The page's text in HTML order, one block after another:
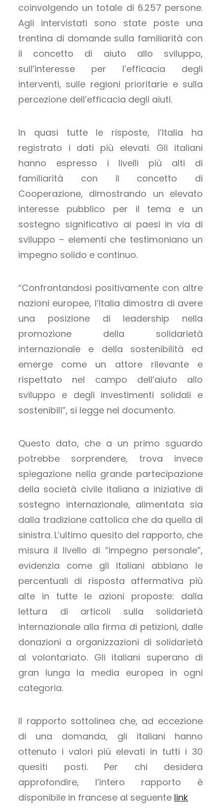
coinvolgendo un totale di 6.257 persone.
Agli intervistati sono state poste una
trentina di domande sulla familiarità con
il concetto di aiuto allo sviluppo,
sull’interesse per l’efficacia degli
interventi, sulle regioni prioritarie e sulla
percezione dell’efficacia degli aiuti.
In quasi tutte le risposte, l’Italia ha
registrato i dati più elevati. Gli italiani
hanno espresso i livelli più alti di
familiarità con il concetto di
Cooperazione, dimostrando un elevato
interesse pubblico per il tema e un
sostegno significativo ai paesi in via di
sviluppo – elementi che testimoniano un
impegno solido e continuo.
“Confrontandosi positivamente con altre
nazioni europee, l’Italia dimostra di avere
una posizione di leadership nella
promozione della solidarietà
internazionale e della sostenibilità ed
emerge come un attore rilevante e
rispettato nel campo dell’aiuto allo
sviluppo e degli investimenti solidali e
sostenibili”, si legge nel documento.
Questo dato, che a un primo sguardo
potrebbe sorprendere, trova invece
spiegazione nella grande partecipazione
della società civile italiana a iniziative di
sostegno internazionale, alimentata sia
dalla tradizione cattolica che da quella di
sinistra. L’ultimo quesito del rapporto, che
misura il livello di “impegno personale”,
evidenzia come gli italiani abbiano le
percentuali di risposta affermativa più
alte in tutte le azioni proposte: dalla
lettura di articoli sulla solidarietà
internazionale alla firma di petizioni, dalle
donazioni a organizzazioni di solidarietà
al volontariato. Gli italiani superano di
gran lunga la media europea in ogni
categoria.
Il rapporto sottolinea che, ad eccezione
di una domanda, gli italiani hanno
ottenuto i valori più elevati in tutti i 30
quesiti posti. Per chi desidera
approfondire, l’intero rapporto è
disponibile in francese al seguente link